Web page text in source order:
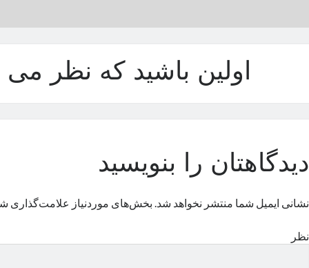
اولین باشید که نظر می
دیدگاهتان را بنویسید
نشانی ایمیل شما منتشر نخواهد شد. بخش‌های موردنیاز علامت‌گذاری
نظر